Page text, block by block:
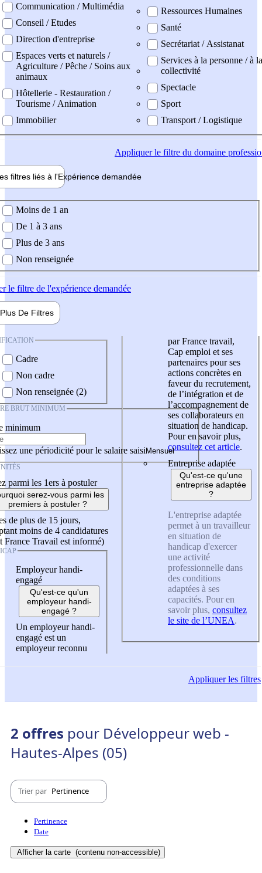
Communication / Multimédia
Conseil / Etudes
Direction d'entreprise
Espaces verts et naturels /
Agriculture / Pêche / Soins aux
animaux
Hôtellerie - Restauration /
Tourisme / Animation
Immobilier
Ressources Humaines
Santé
Secrétariat / Assistanat
Services à la personne / à la
collectivité
Spectacle
Sport
Transport / Logistique
Appliquerle filtre du domaine
filtres liés à l'Expérience demandée
demandée
Moins de 1 an
De 1 à 3 ans
Plus de 3 ans
Non renseignée
le filtre de l'expérience demandée
Plus De Filtres
Cadre
Non cadre
Non renseignée (2)
BRUT MINIMUM
minimum
une périodicité pour le salaire saisi
parmi les 1ers à postuler
serez-vous parmi les
premiers à postuler ?
de plus de 15 jours,
moins de 4 candidatures
France Travail est informé)
Employeur handi-
engagé
Qu'est-ce qu'un
employeur handi-
engagé ?
Un employeur handi-
engagé est un
employeur reconnu
par France travail,
Cap emploi et ses
partenaires pour ses
actions concrètes en
faveur du recrutement,
de l’intégration et de
l’accompagnement de
ses collaborateurs en
situation de handicap.
Pour en savoir plus,
consultez cet article.
Entreprise adaptée
Qu'est-ce qu'une
entreprise adaptée
?
L'entreprise adaptée
permet à un travailleur
en situation de
handicap d'exercer
une activité
professionnelle dans
des conditions
adaptées à ses
capacités. Pour en
savoir plus, consultez
le site de l’UNEA.
Appliquerles filtres
2 offres pour Développeur web -
Hautes-Alpes (05)
Trier par Pertinence
Pertinence
Date
Afficher la carte (contenu non-accessible)